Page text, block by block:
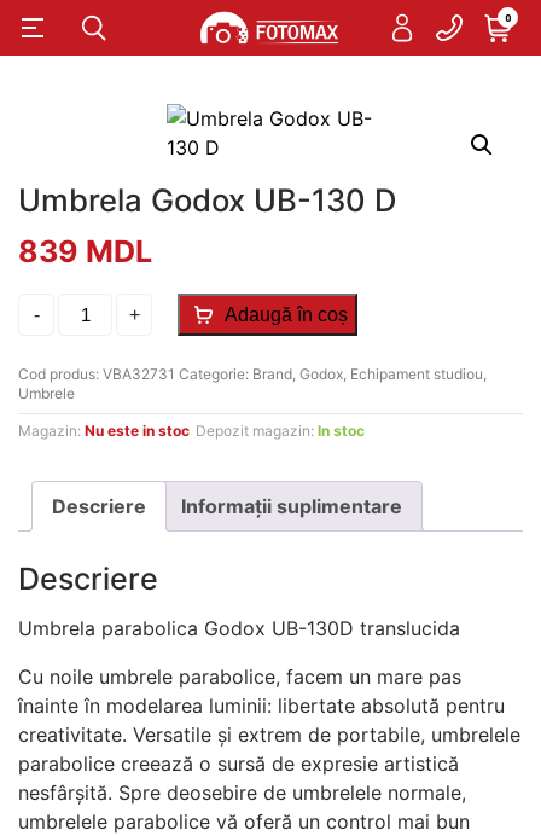
0
Umbrela Godox UB-130 D
839 MDL
-
Cantitate
Umbrela
130
D
+ Adaugă în coș
Cod produs: VBA32731 Categorie: Brand, Godox, Echipament studiou,
Umbrele
Magazin: Nu este in stoc Depozit magazin: In stoc
Descriere Informații suplimentare
Descriere
Umbrela parabolica Godox UB-130D translucida
Cu noile umbrele parabolice, facem un mare pas
înainte în modelarea luminii: libertate absolută pentru
creativitate. Versatile și extrem de portabile, umbrelele
parabolice creează o sursă de expresie artistică
nesfârșită. Spre deosebire de umbrelele normale,
umbrelele parabolice vă oferă un control mai bun